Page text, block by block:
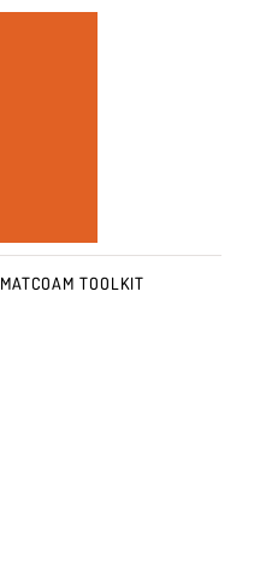
MATCOAM TOOLKIT